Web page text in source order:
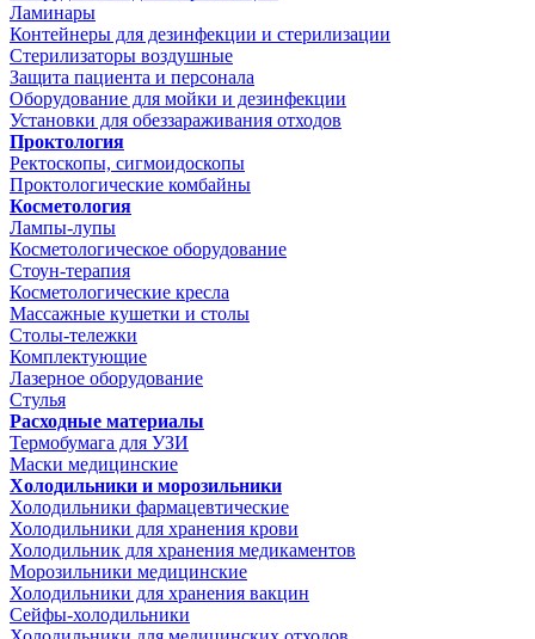
Ламинары
Контейнеры для дезинфекции и стерилизации
Стерилизаторы воздушные
Защита пациента и персонала
Оборудование для мойки и дезинфекции
Установки для обеззараживания отходов
Проктология
Ректоскопы, сигмоидоскопы
Проктологические комбайны
Косметология
Лампы-лупы
Косметологическое оборудование
Стоун-терапия
Косметологические кресла
Массажные кушетки и столы
Столы-тележки
Комплектующие
Лазерное оборудование
Стулья
Расходные материалы
Термобумага для УЗИ
Маски медицинские
Холодильники и морозильники
Холодильники фармацевтические
Холодильники для хранения крови
Холодильник для хранения медикаментов
Морозильники медицинские
Холодильники для хранения вакцин
Сейфы-холодильники